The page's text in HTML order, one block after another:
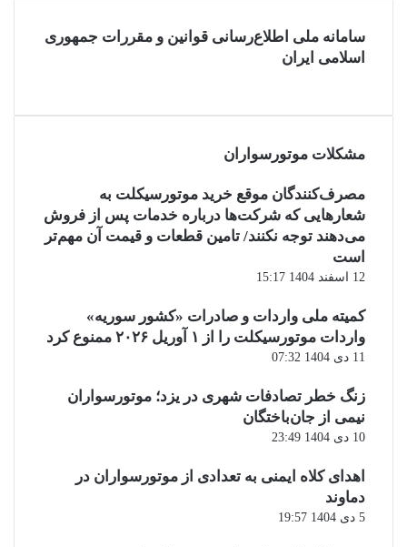
سامانه ملی اطلاع‌رسانی قوانین و مقررات جمهوری
اسلامی ایران
مشکلات موتورسواران
مصرف‌کنندگان موقع خرید موتورسیکلت به
شعارهایی که شرکت‌ها درباره خدمات پس از فروش
می‌دهند توجه نکنند/ تامین قطعات و قیمت آن مهم‌تر
است
12 اسفند 1404 15:17
کمیته ملی واردات و صادرات «کشور سوریه»
واردات موتورسیکلت را از ۱ آوریل ۲۰۲۶ ممنوع کرد
11 دی 1404 07:32
زنگ خطر تصادفات شهری در یزد؛ موتورسواران
نیمی از جان‌باختگان
10 دی 1404 23:49
اهدای کلاه ایمنی به تعدادی از موتورسواران در
دماوند
5 دی 1404 19:57